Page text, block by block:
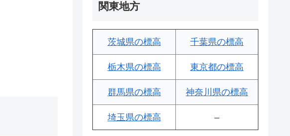
関東地方
茨城県の標高 千葉県の標高
栃木県の標高 東京都の標高
群馬県の標高 神奈川県の標高
埼玉県の標高 –